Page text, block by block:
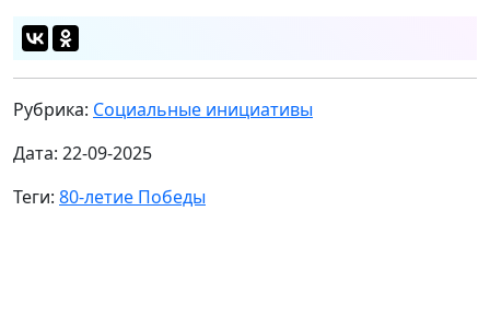
Рубрика: Социальные инициативы
Дата: 22-09-2025
Теги: 80-летие Победы